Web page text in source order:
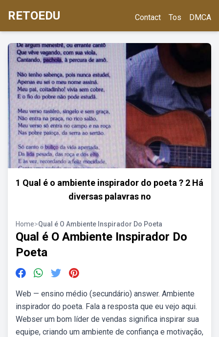
RETOEDU Contact Tos DMCA
1 Qual é o ambiente inspirador do poeta ? 2 Há
diversas palavras no
Home>Qual é O Ambiente Inspirador Do Poeta
Qual é O Ambiente Inspirador Do
Poeta
Web — ensino médio (secundário) answer. Ambiente
inspirador do poeta. Fala a resposta que eu vejo aqui.
Webser um bom líder de vendas significa inspirar sua
equipe, criando um ambiente de confiança e motivação,